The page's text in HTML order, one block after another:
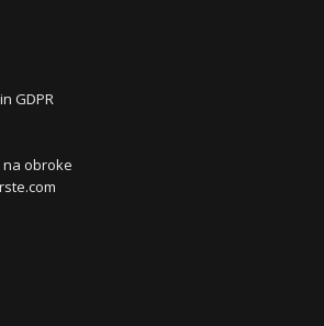
GDPR
na obroke